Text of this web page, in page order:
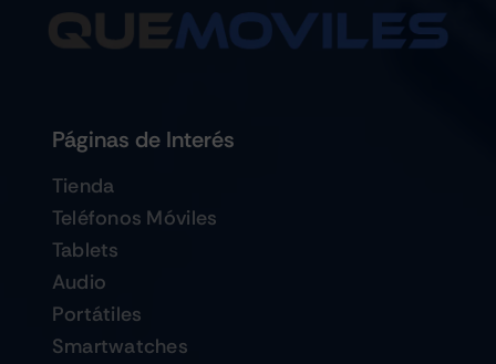
Páginas de Interés
Tienda
Teléfonos Móviles
Tablets
Audio
Portátiles
Smartwatches